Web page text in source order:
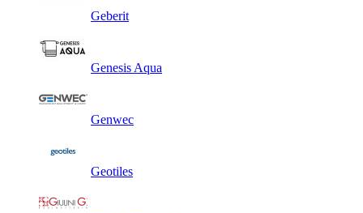
Geberit
Genesis Aqua
Genwec
Geotiles